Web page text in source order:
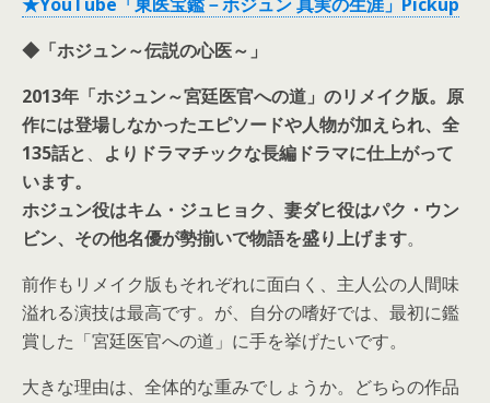
★YouTube「東医宝鑑－ホジュン 真実の生涯」Pickup
◆「ホジュン～伝説の心医～」
2013年「ホジュン～宮廷医官への道」のリメイク版。原
作には登場しなかったエピソードや人物が加えられ、全
135話と、 よりドラマチックな長編ドラマに仕上がって
います。
ホジュン役はキム・ジュヒョク、妻ダヒ役はパク・ウン
ビン、その他名優が勢揃いで物語を盛り上げます。
前作もリメイク版もそれぞれに面白く、主人公の人間味
溢れる演技は最高です。が、自分の嗜好では、最初に鑑
賞した「宮廷医官への道」に手を挙げたいです。
大きな理由は、全体的な重みでしょうか。どちらの作品